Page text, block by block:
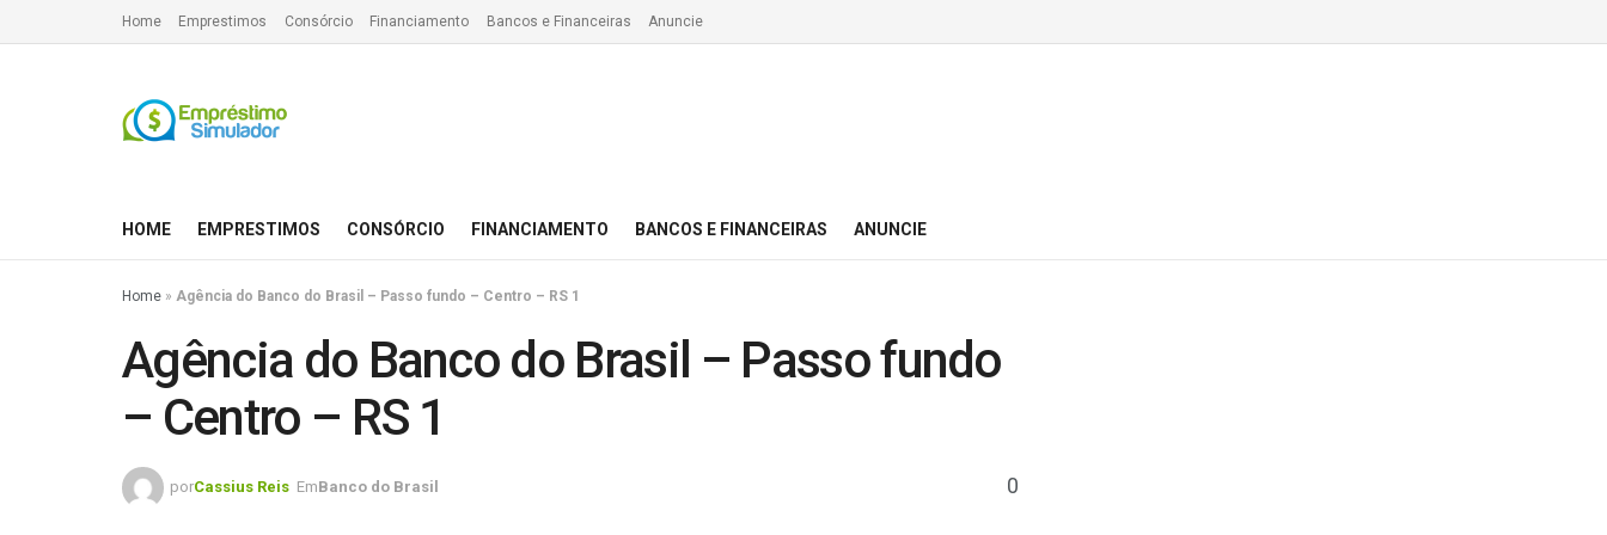
Home Emprestimos Consórcio Financiamento Bancos e Financeiras Anuncie
HOME EMPRESTIMOS CONSÓRCIO FINANCIAMENTO BANCOS E FINANCEIRAS ANUNCIE
Home » Agência do Banco do Brasil – Passo fundo – Centro – RS 1
Agência do Banco do Brasil – Passo fundo
– Centro – RS 1
porCassius Reis EmBanco do Brasil 0